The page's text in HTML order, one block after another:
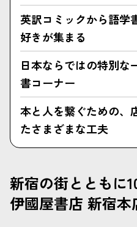
英訳コミックから語学
好きが集まる
日本ならではの特別な
書コーナー
本と人を繋ぐための、
たさまざまな工夫
新宿の街とともに
伊國屋書店 新宿本